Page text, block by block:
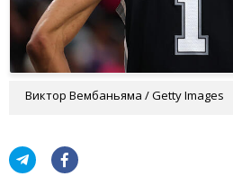
Виктор Вембаньяма / Getty Images